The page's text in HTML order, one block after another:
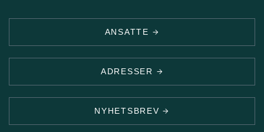
ANSATTE
ADRESSER
NYHETSBREV